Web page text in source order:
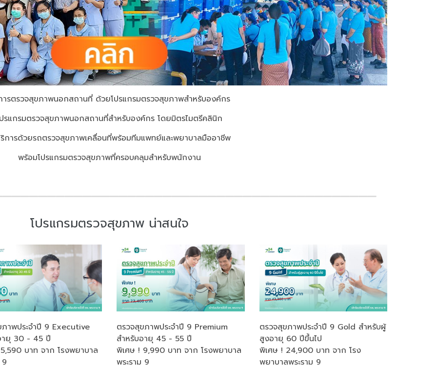
ารตรวจสุขภาพนอกสถานที่ ด้วยโปรแกรมตรวจสุขภาพสำหรับองค์กร
รแกรมตรวจสุขภาพนอกสถานที่สำหรับองค์กร โดยมิตรไมตรีคลินิก
การด้วยรถตรวจสุขภาพเคลื่อนที่พร้อมทีมแพทย์และพยาบาลมืออาชีพ
พร้อมโปรแกรมตรวจสุขภาพที่ครอบคลุมสำหรับพนักงาน
โปรแกรมตรวจสุขภาพ น่าสนใจ
าพประจำปี 9 Executive
ายุ 30 - 45 ปี
บาท จาก โรงพยาบาล
9
ตรวจสุขภาพประจำปี 9 Premium
สำหรับอายุ 45 - 55 ปี
พิเศษ ! 9,990 บาท จาก โรงพยาบาล
พระราม 9
ตรวจสุขภาพประจำปี 9 Gold สำหรับผู้
สูงอายุ 60 ปีขึ้นไป
พิเศษ ! 24,900 บาท จาก โรง
พยาบาลพระราม 9